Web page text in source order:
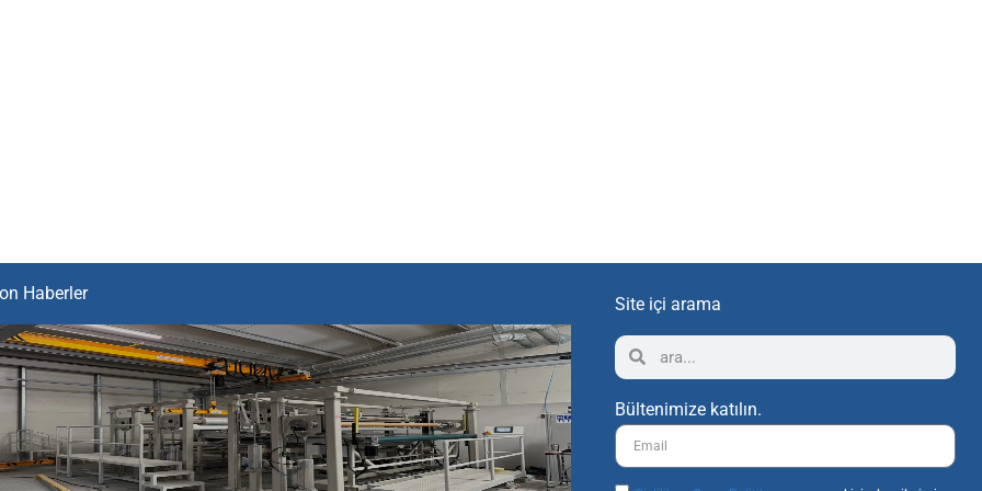
Haberler
Site içi arama
Bültenimize katılın.